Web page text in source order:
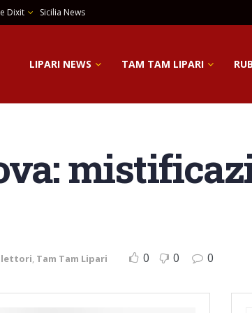
Dixit Sicilia News
LIPARI NEWS TAM TAM LIPARI
lettori, Tam Tam Lipari 0 0 0